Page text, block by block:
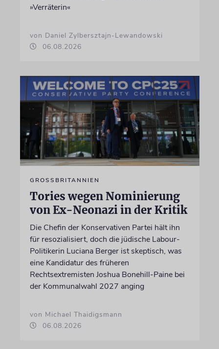
»Verräterin«
von Daniel Zylbersztajn-Lewandowski
06.08.2026
GROSSBRITANNIEN
Tories wegen Nominierung
von Ex-Neonazi in der Kritik
Die Chefin der Konservativen Partei hält ihn
für resozialisiert, doch die jüdische Labour-
Politikerin Luciana Berger ist skeptisch, was
eine Kandidatur des früheren
Rechtsextremisten Joshua Bonehill-Paine bei
der Kommunalwahl 2027 anging
von Michael Thaidigsmann
06.08.2026